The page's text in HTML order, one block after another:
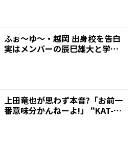
ふぉ～ゆ～・越岡 出身校を告白
実はメンバーの辰巳雄大と学生
上田竜也が思わず本音?「お前一
番意味分かんねーよ!」 “KAT-T